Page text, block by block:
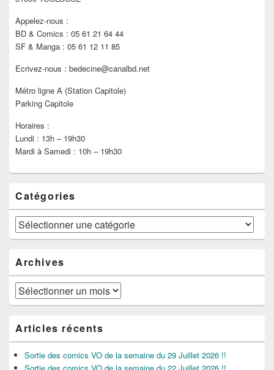
Appelez-nous :
BD & Comics : 05 61 21 64 44
SF & Manga : 05 61 12 11 85
Ecrivez-nous : bedecine@canalbd.net
Métro ligne A (Station Capitole)
Parking Capitole
Horaires :
Lundi : 13h – 19h30
Mardi à Samedi : 10h – 19h30
Catégories
Catégories
Archives
Archives
Articles récents
Sortie des comics VO de la semaine du 29 Juillet 2026 !!